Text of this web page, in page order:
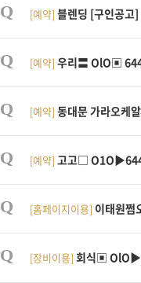
Q [예약] 블렌딩 [구인공
Q [예약] 우리〓 OlO▣
Q [예약] 동대문 가라오케
Q [예약] 고고□
Q [홈페이지이용] 이태원
Q [장비이용] 회식▣